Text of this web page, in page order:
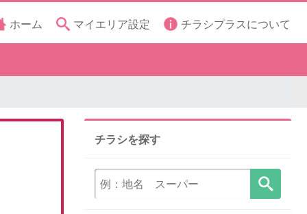
ホーム マイエリア設定 チラシプラスについて
チラシを探す